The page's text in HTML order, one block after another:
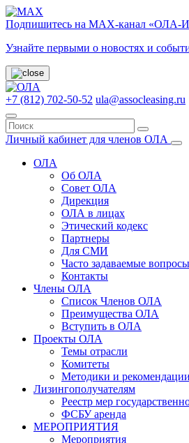
Подпишитесь на МАХ-канал «ОЛА-
Узнайте первыми о новостях и
+7 (812) 702-50-52 ula@assocleasing.ru
Личный кабинет для членов ОЛА
ОЛА
Об ОЛА
Совет ОЛА
Дирекция
ОЛА в лицах
Этический кодекс
Партнеры
Для СМИ
Часто задаваемые вопросы
Контакты
Члены ОЛА
Список Членов ОЛА
Преимущества ОЛА
Вступить в ОЛА
Проекты ОЛА
Темы отрасли
Комитеты
Методики и рекомендации
Лизингополучателям
Реестр мер
ФСБУ аренда
МЕРОПРИЯТИЯ
Мероприятия